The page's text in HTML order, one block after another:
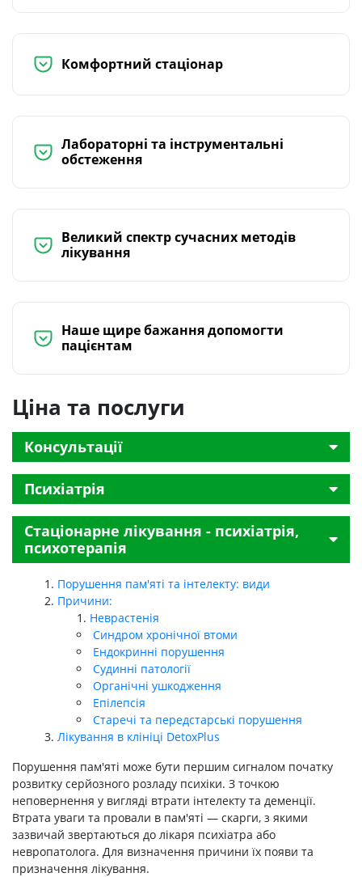
Комфортний стаціонар
Лабораторні та інструментальні
обстеження
Великий спектр сучасних методів
лікування
Наше щире бажання допомогти
пацієнтам
Ціна та послуги
Консультації
Психіатрія
Стаціонарне лікування - психіатрія,
психотерапія
Порушення пам'яті та інтелекту: види
Причини:
Неврастенія
Синдром хронічної втоми
Ендокринні порушення
Судинні патології
Органічні ушкодження
Епілепсія
Старечі та передстарські порушення
Лікування в клініці DetoxPlus
Порушення пам'яті може бути першим сигналом початку
розвитку серйозного розладу психіки. З точкою
неповернення у вигляді втрати інтелекту та деменції.
Втрата уваги та провали в пам'яті — скарги, з якими
зазвичай звертаються до лікаря психіатра або
невропатолога. Для визначення причини їх появи та
призначення лікування.